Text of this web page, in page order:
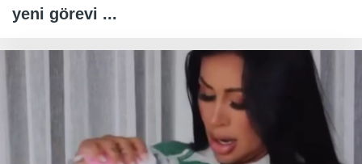
yeni görevi ...